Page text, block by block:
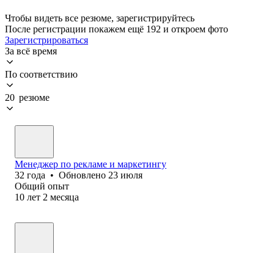
Чтобы видеть все резюме, зарегистрируйтесь
После регистрации покажем ещё 192 и откроем фото
Зарегистрироваться
За всё время
По соответствию
20 резюме
Менеджер по рекламе и маркетингу
32 года • Обновлено 23 июля
Общий опыт
10 лет 2 месяца